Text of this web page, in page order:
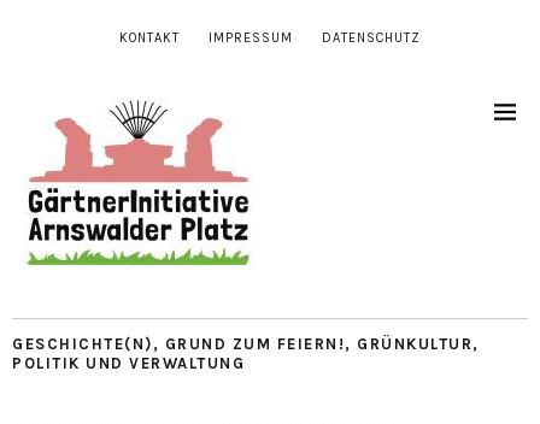
KONTAKT IMPRESSUM DATENSCHUTZ
GESCHICHTE(N) , GRUND ZUM FEIERN! , GRÜNKULTUR ,
POLITIK UND VERWALTUNG